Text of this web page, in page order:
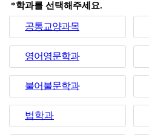
*학과를 선택해주세요.
공통교양과목
영어영문학과
불어불문학과
법학과